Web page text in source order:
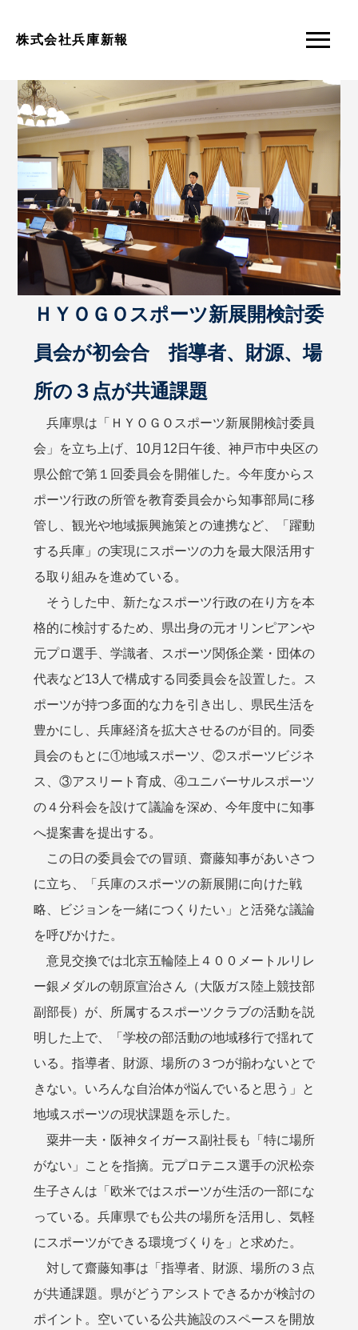
株式会社兵庫新報
ＨＹＯＧＯスポーツ新展開検討委
員会が初会合 指導者、財源、場
所の３点が共通課題
兵庫県は「ＨＹＯＧＯスポーツ新展開検討委員
会」を立ち上げ、10月12日午後、神戸市中央区の
県公館で第１回委員会を開催した。今年度からス
ポーツ行政の所管を教育委員会から知事部局に移
管し、観光や地域振興施策との連携など、「躍動
する兵庫」の実現にスポーツの力を最大限活用す
る取り組みを進めている。
そうした中、新たなスポーツ行政の在り方を本
格的に検討するため、県出身の元オリンピアンや
元プロ選手、学識者、スポーツ関係企業・団体の
代表など13人で構成する同委員会を設置した。ス
ポーツが持つ多面的な力を引き出し、県民生活を
豊かにし、兵庫経済を拡大させるのが目的。同委
員会のもとに①地域スポーツ、②スポーツビジネ
ス、③アスリート育成、④ユニバーサルスポーツ
の４分科会を設けて議論を深め、今年度中に知事
へ提案書を提出する。
この日の委員会での冒頭、齋藤知事があいさつ
に立ち、「兵庫のスポーツの新展開に向けた戦
略、ビジョンを一緒につくりたい」と活発な議論
を呼びかけた。
意見交換では北京五輪陸上４００メートルリレ
ー銀メダルの朝原宣治さん（大阪ガス陸上競技部
副部長）が、所属するスポーツクラブの活動を説
明した上で、「学校の部活動の地域移行で揺れて
いる。指導者、財源、場所の３つが揃わないとで
きない。いろんな自治体が悩んでいると思う」と
地域スポーツの現状課題を示した。
粟井一夫・阪神タイガース副社長も「特に場所
がない」ことを指摘。元プロテニス選手の沢松奈
生子さんは「欧米ではスポーツが生活の一部にな
っている。兵庫県でも公共の場所を活用し、気軽
にスポーツができる環境づくりを」と求めた。
対して齋藤知事は「指導者、財源、場所の３点
が共通課題。県がどうアシストできるかが検討の
ポイント。空いている公共施設のスペースを開放